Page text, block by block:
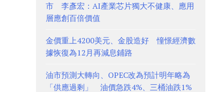
市 李彥宏：AI產業芯片獨大不健康、應用
層應創百倍價值
金價重上4200美元、金股造好 憧憬經濟數
據恢復為12月再減息鋪路
油市預測大轉向、OPEC改為預計明年略為
「供應過剩」 油價急跌4%、三桶油跌1%